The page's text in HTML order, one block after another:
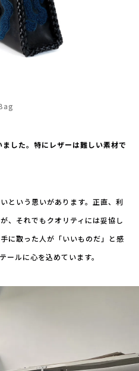
した。特にレザーは難しい素材で
という思いがあります。正直、利
、それでもクオリティには妥協し
に取った人が「いいものだ」と感
ールに心を込めています。